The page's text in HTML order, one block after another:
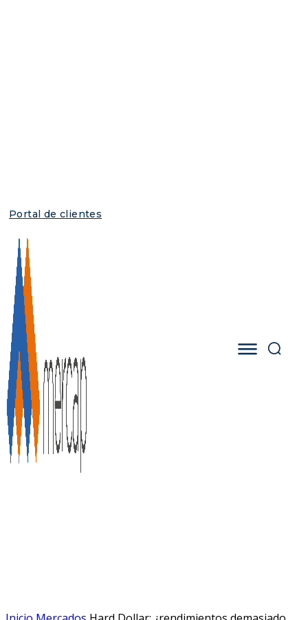
Portal de clientes